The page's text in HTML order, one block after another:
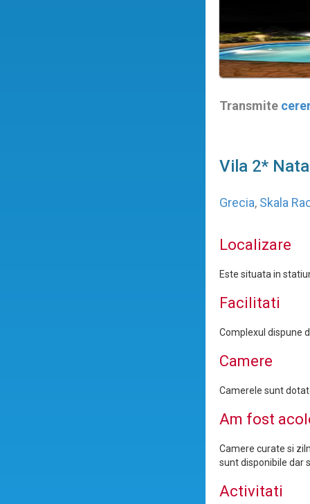
Transmite
Vila 2*
Grecia, Skala
Localizare
Este situata in
Facilitati
Complexul dispune
Camere
Camerele sunt
Am fost
Camere curate si
sunt disponibile dar
Activitati